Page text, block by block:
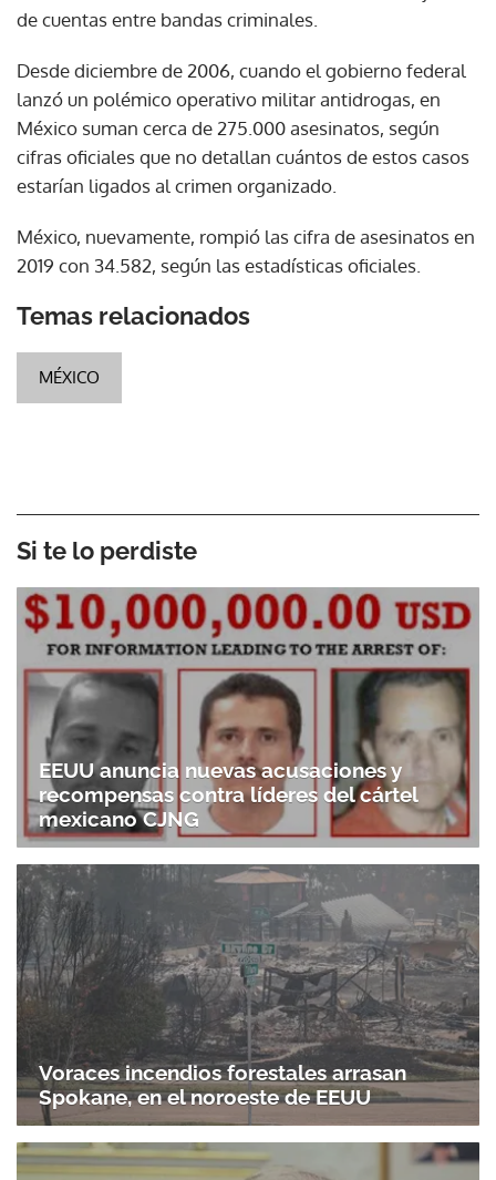
de cuentas entre bandas criminales.
Desde diciembre de 2006, cuando el gobierno federal
lanzó un polémico operativo militar antidrogas, en
México suman cerca de 275.000 asesinatos, según
cifras oficiales que no detallan cuántos de estos casos
estarían ligados al crimen organizado.
México, nuevamente, rompió las cifra de asesinatos en
2019 con 34.582, según las estadísticas oficiales.
Temas relacionados
MÉXICO
Si te lo perdiste
EEUU anuncia nuevas acusaciones y
recompensas contra líderes del cártel
mexicano CJNG
Voraces incendios forestales arrasan
Spokane, en el noroeste de EEUU